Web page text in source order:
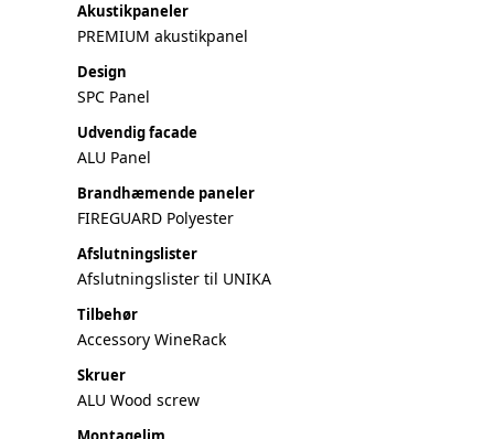
Akustikpaneler
PREMIUM akustikpanel
Design
SPC Panel
Udvendig facade
ALU Panel
Brandhæmende paneler
FIREGUARD Polyester
Afslutningslister
Afslutningslister til UNIKA
Tilbehør
Accessory WineRack
Skruer
ALU Wood screw